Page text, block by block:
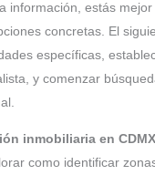
información, estás
concretas. El
específicas,
y comenzar
inmobiliaria en CDMX
como identificar